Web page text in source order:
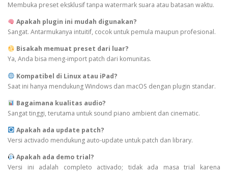
Membuka preset eksklusif tanpa watermark suara atau batasan waktu.
Apakah plugin ini mudah digunakan?
Sangat. Antarmukanya intuitif, cocok untuk pemula maupun profesional.
Bisakah memuat preset dari luar?
Ya, Anda bisa meng-import patch dari komunitas.
Kompatibel di Linux atau iPad?
Saat ini hanya mendukung Windows dan macOS dengan plugin standar.
Bagaimana kualitas audio?
Sangat tinggi, terutama untuk sound piano ambient dan cinematic.
Apakah ada update patch?
Versi activado mendukung auto-update untuk patch dan library.
Apakah ada demo trial?
Versi ini adalah completo activado; tidak ada masa trial karena